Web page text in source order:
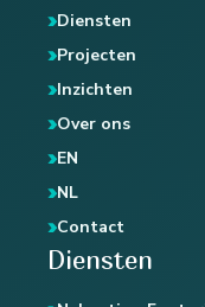
Diensten
Projecten
Inzichten
Over ons
EN
NL
Contact
Diensten